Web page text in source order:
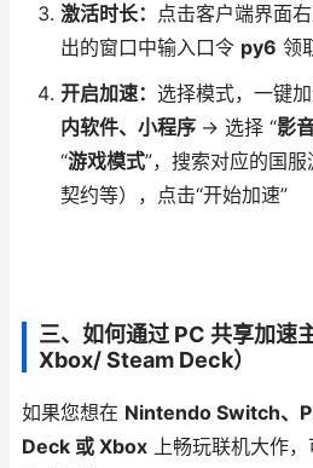
激活时长：
点击客户端界面
出的窗口中输入口令 py6 领
开启加速： 选择模式，一键加
内软件、小程序 → 选择 “影
“游戏模式”，搜索对应的国
契约等），点击“开始加速”
三、如何通过 PC 共享加速
Xbox/ Steam Deck）
如果您想在 Nintendo Switch、
Deck 或 Xbox 上畅玩联机大作